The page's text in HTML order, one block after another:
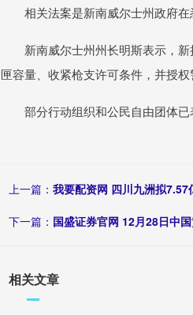
相关法案是新南威尔士州政府在
新南威尔士州州长明斯表示，新
匣容量、收紧枪支许可条件，并授
部分行动组织和公民自由团体已
上一篇： 我要配资网 四川九洲拟
下一篇： 国盛证券官网 12月28日中
相关文章